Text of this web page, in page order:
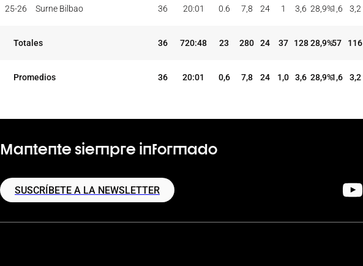
25-26 Surne Bilbao 36 20:01 0.6 7,8 24 1 3,6 28,9%1,6 3,2
Totales 36 720:48 23 280 24 37 128 28,9%57 116
Promedios 36 20:01 0,6 7,8 24 1,0 3,6 28,9%1,6 3,2
Mantente siempre informado
SUSCRÍBETE A LA NEWSLETTER